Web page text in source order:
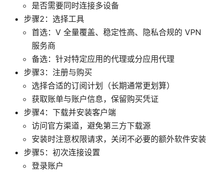
是否需要同时连接多设备
步骤2：选择工具
首选：V 全量覆盖、稳定性高、隐私合规的 VPN
服务商
备选：针对特定应用的代理或分应用代理
步骤3：注册与购买
选择合适的订阅计划（长期通常更划算）
获取账单与账户信息，保留购买凭证
步骤4：下载并安装客户端
访问官方渠道，避免第三方下载源
安装时注意权限请求，关闭不必要的额外软件安装
步骤5：初次连接设置
登录账户